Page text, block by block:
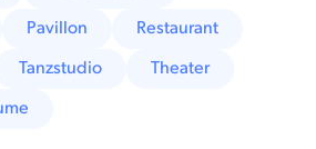
Pavillon
Restaurant
Tanzstudio
Theater